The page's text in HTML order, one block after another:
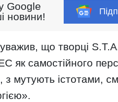
Google
новини!
що творці
як самостійного
з мутують істотами,